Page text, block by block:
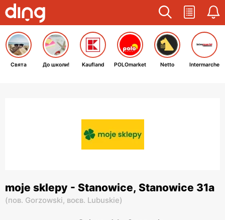
Свята До школи! Kaufland POLOmarket Netto Intermarche
moje sklepy - Stanowice, Stanowice 31a
(пов. Gorzowski, воєв. Lubuskie)